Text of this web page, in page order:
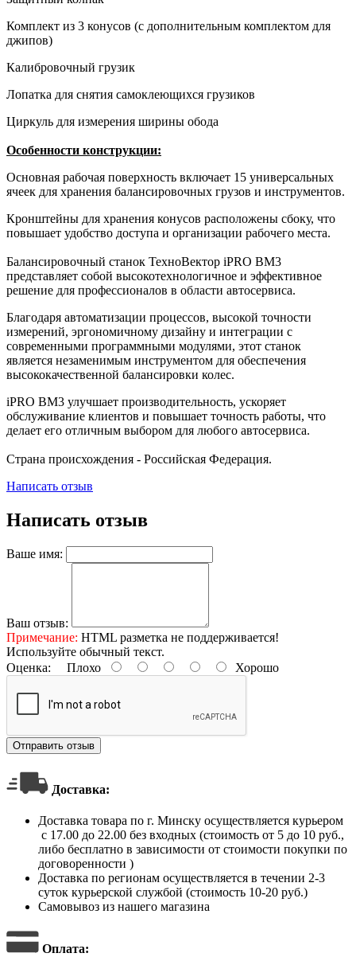
Комплект из 3 конусов (с дополнительным комплектом для
джипов)
Калибровочный грузик
Лопатка для снятия самоклеющихся грузиков
Циркуль для измерения ширины обода
Особенности конструкции:
Основная рабочая поверхность включает 15 универсальных
ячеек для хранения балансировочных грузов и инструментов.
Кронштейны для хранения конусов расположены сбоку, что
повышает удобство доступа и организации рабочего места.
Балансировочный станок ТехноВектор iPRO BM3
представляет собой высокотехнологичное и эффективное
решение для профессионалов в области автосервиса.
Благодаря автоматизации процессов, высокой точности
измерений, эргономичному дизайну и интеграции с
современными программными модулями, этот станок
является незаменимым инструментом для обеспечения
высококачественной балансировки колес.
iPRO BM3 улучшает производительность, ускоряет
обслуживание клиентов и повышает точность работы, что
делает его отличным выбором для любого автосервиса.
Страна происхождения - Российская Федерация.
Написать отзыв
Написать отзыв
Ваше имя:
Ваш отзыв:
Примечание: HTML разметка не поддерживается!
Используйте обычный текст.
Оценка: Плохо Хорошо
Отправить отзыв
Доставка:
Доставка товара по г. Минску осуществляется курьером
с 17.00 до 22.00 без входных (стоимость от 5 до 10 руб.,
либо бесплатно в зависимости от стоимости покупки по
договоренности )
Доставка по регионам осуществляется в течении 2-3
суток курьерской службой (стоимость 10-20 руб.)
Самовывоз из нашего магазина
Оплата: